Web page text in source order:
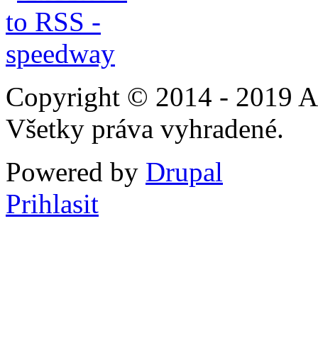
Copyright © 2014 - 2019
Všetky práva vyhradené.
Powered by Drupal
Prihlasit